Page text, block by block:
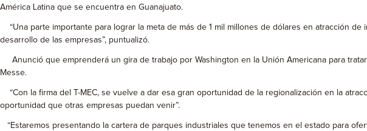
América Latina que se encuentra en Guanajuato.
“Una parte importante para lograr la meta de más de 1 mil millones de dólares en atracción
desarrollo de las empresas”, puntualizó.
Anunció que emprenderá un gira de trabajo por Washington en la Unión Americana para
Messe.
“Con la firma del T-MEC, se vuelve a dar esa gran oportunidad de la regionalización en la
oportunidad que otras empresas puedan venir”.
“Estaremos presentando la cartera de parques industriales que tenemos en el estado para